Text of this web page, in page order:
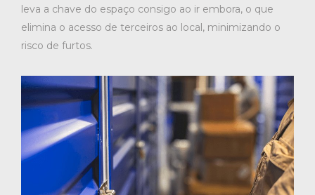
leva a chave do espaço consigo ao ir embora, o que
elimina o acesso de terceiros ao local, minimizando o
risco de furtos.